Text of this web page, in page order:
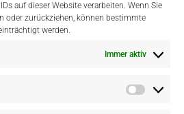
auf dieser Website verarbeiten. Wenn Sie
oder zurückziehen, können bestimmte
werden.
Immer aktiv